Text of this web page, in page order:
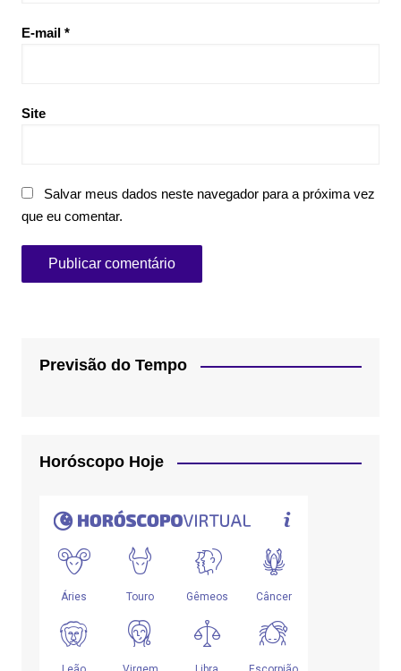
E-mail *
Site
Salvar meus dados neste navegador para a próxima vez
que eu comentar.
Previsão do Tempo
Horóscopo Hoje